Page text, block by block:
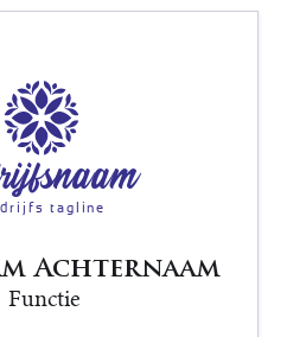
tagline
Functie
Voornaam Achternaam